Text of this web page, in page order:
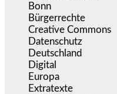
Bonn
Bürgerrechte
Creative Commons
Datenschutz
Deutschland
Digital
Europa
Extratexte